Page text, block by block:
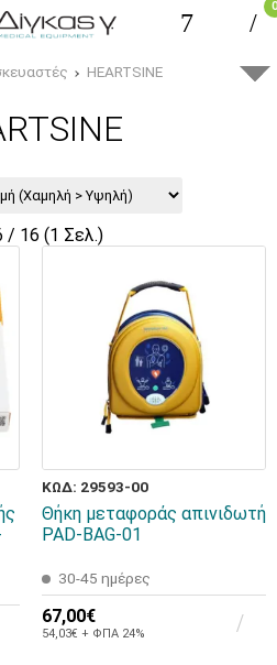
0
HEARTSINE
/ 16 (1 Σελ.)
ΚΩΔ: 29593-00
Θήκη μεταφοράς απινιδωτή
PAD-BAG-01
30-45 ημέρες
67,00€
54,03€ + ΦΠΑ 24%